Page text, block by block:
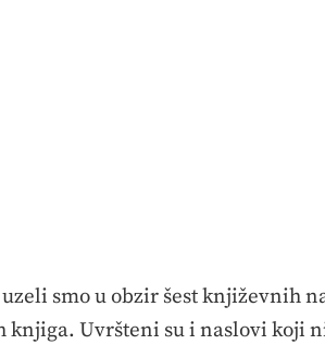
smo u obzir šest književnih
Uvršteni su i naslovi koji